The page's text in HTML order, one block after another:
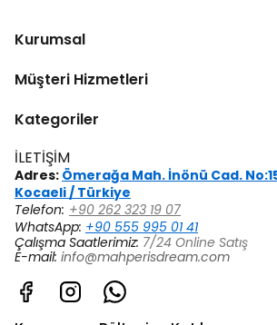
Kurumsal
Müşteri Hizmetleri
Kategoriler
İLETİŞİM
Adres: Ömerağa Mah. İnönü Cad.
Kocaeli / Türkiye
Telefon: +90 262 323 19 07
WhatsApp: +90 555 995 01 41
Çalışma Saatlerimiz: 7/24 Online Satış
E-mail: info@mahperisdream.com